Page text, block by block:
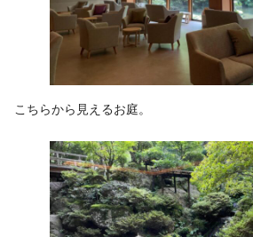
こちらから見えるお庭。